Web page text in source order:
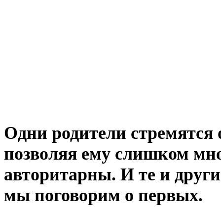
Одни родители
позволяя ему слишком
авторитарны. И те и
мы поговорим о первых.